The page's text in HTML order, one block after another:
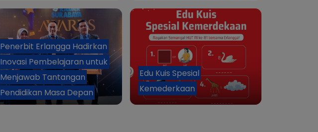
Penerbit Erlangga Hadirkan
Inovasi Pembelajaran untuk
Menjawab Tantangan
Pendidikan Masa Depan
Edu Kuis Spesial
Kemederkaan